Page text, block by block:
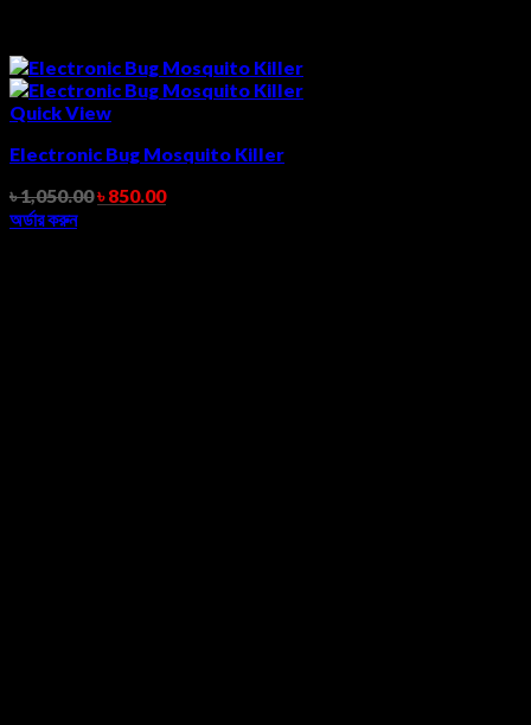
Quick View
Electronic Bug Mosquito Killer
৳1,050.00৳850.00
অর্ডার করুন